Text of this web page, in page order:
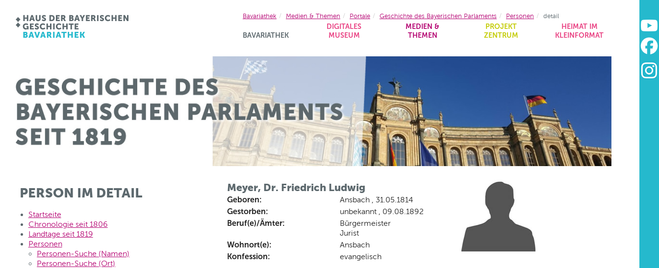
BAVARIATHEK
DIGITALES
MUSEUM
MEDIEN &
THEMEN
PROJEKT
ZENTRUM
HEIMAT IM
KLEINFORMAT
Bavariathek Medien & Themen Portale Geschichte des Bayerischen Parlaments Personen detail
PERSON IM DETAIL
Startseite
Chronologie seit 1806
Landtage seit 1819
Personen
Personen-Suche (Namen)
Personen-Suche (Ort)
Meyer, Dr. Friedrich Ludwig
Geboren: Ansbach , 31.05.1814
Gestorben: unbekannt , 09.08.1892
Beruf(e)/Ämter:
Bürgermeister
Jurist
Wohnort(e): Ansbach
Konfession: evangelisch